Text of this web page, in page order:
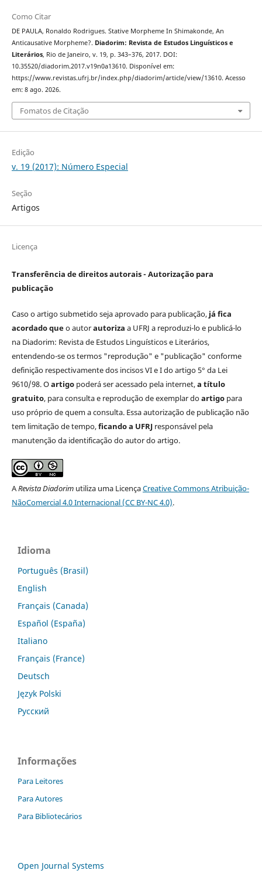
Como Citar
DE PAULA, Ronaldo Rodrigues. Stative Morpheme In Shimakonde, An
Anticausative Morpheme?. Diadorim: Revista de Estudos Linguísticos e
Literários, Rio de Janeiro, v. 19, p. 343–376, 2017. DOI:
10.35520/diadorim.2017.v19n0a13610. Disponível em:
https://www.revistas.ufrj.br/index.php/diadorim/article/view/13610. Acesso
em: 8 ago. 2026.
Fomatos de Citação
Edição
v. 19 (2017): Número Especial
Seção
Artigos
Licença
Transferência de direitos autorais - Autorização para
publicação
Caso o artigo submetido seja aprovado para publicação, já fica
acordado queo autorautoriza a UFRJ a reproduzi-lo e publicá-lo
na Diadorim: Revista de Estudos Linguísticos e Literários,
entendendo-se os termos "reprodução" e "publicação" conforme
definição respectivamente dos incisos VI e I do artigo 5° da Lei
9610/98. Oartigopoderá ser acessado pela internet,a título
gratuito, para consulta e reprodução de exemplar doartigopara
uso próprio de quem a consulta. Essa autorização de publicação não
tem limitação de tempo,ficando a UFRJresponsável pela
manutenção da identificação do autor do artigo.
ARevista Diadorimutiliza uma LicençaCreative Commons Atribuição-
NãoComercial 4.0 Internacional (CC BY-NC 4.0).
Idioma
Português (Brasil)
English
Français (Canada)
Español (España)
Italiano
Français (France)
Deutsch
Język Polski
Русский
Informações
Para Leitores
Para Autores
Para Bibliotecários
Open Journal Systems